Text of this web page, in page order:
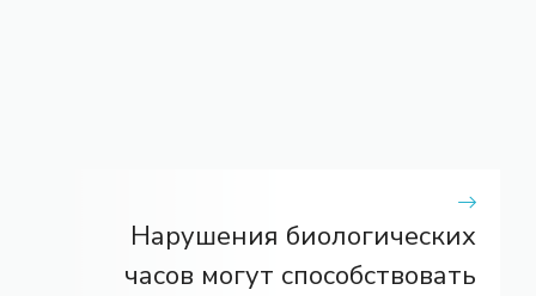
Нарушения биологических
часов могут способствовать